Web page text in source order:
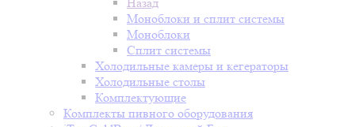
Моноблоки и сплит системы
Моноблоки
Сплит системы
Холодильные камеры и кегераторы
Холодильные столы
Комплектующие
Комплекты пивного оборудования